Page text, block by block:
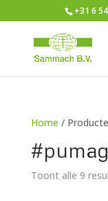
+31 6
Home /
Toont alle 9